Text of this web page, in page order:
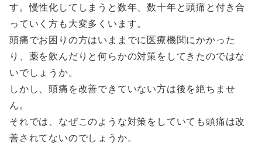
す。慢性化してしまうと数年、数十年と頭痛と付き合
っていく方も大変多くいます。
頭痛でお困りの方はいままでに医療機関にかかった
り、薬を飲んだりと何らかの対策をしてきたのではな
いでしょうか。
しかし、頭痛を改善できていない方は後を絶ちませ
ん。
それでは、なぜこのような対策をしていても頭痛は改
善されてないのでしょうか。